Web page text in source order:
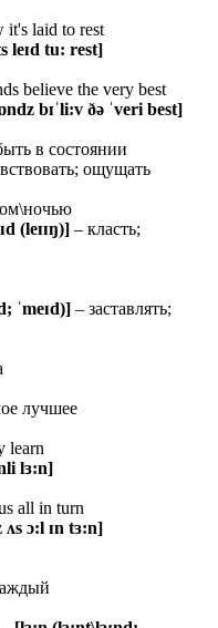
it's laid to rest
leɪd tu: rest]
believe the very best
ndz bɪˈli:v ðə ˈveri best]
в состоянии
ощущать
d (leɪɪŋ)] – класть;
ˈmeɪd)] – заставлять;
лучшее
learn
lɜ:n]
all in turn
ʌs ɔ:l ɪn tɜ:n]